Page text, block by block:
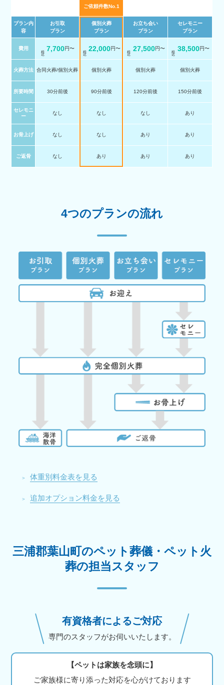
ご依頼件数No.1
プラン内
容
お引取
プラン
個別火葬
プラン
お立ち会い
プラン
セレモニー
プラン
費用 7,700円〜 22,000円〜 27,500円〜 38,500円〜
火葬方法 合同火葬/個別火葬 個別火葬 個別火葬 個別火葬
所要時間 30分前後 90分前後 120分前後 150分前後
セレモニ
ー
なし なし なし あり
お骨上げ なし なし あり あり
ご返骨 なし あり あり あり
4つのプランの流れ
体重別料金表を見る
追加オプション料金を見る
三浦郡葉山町のペット葬儀・ペット火
葬の担当スタッフ
有資格者によるご対応
専門のスタッフがお伺いいたします。
【ペットは家族を念頭に】
ご家族様に寄り添った対応を心がけております